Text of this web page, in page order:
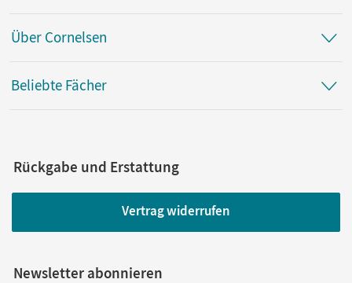
Über Cornelsen
Beliebte Fächer
Rückgabe und Erstattung
Vertrag widerrufen
Newsletter abonnieren